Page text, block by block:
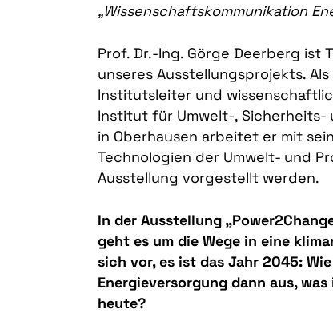
„Wissenschaftskommunikation
Prof. Dr.-Ing. Görge Deerberg ist
unseres Ausstellungsprojekts.
Institutsleiter und
Institut für Umwelt-, Sicherheits-
in Oberhausen arbeitet er mit
Technologien der Umwelt- und
Ausstellung vorgestellt werden.
In der Ausstellung
geht es um die Wege in eine
sich vor, es ist das Jahr 2045:
Energieversorgung dann aus,
heute?